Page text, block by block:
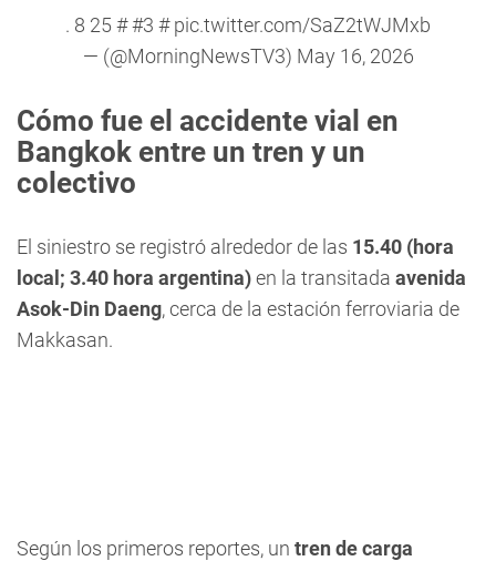
. 8 25##3 # pic.twitter.com/SaZ2tWJMxb
— (@MorningNewsTV3) May 16, 2026
Cómo fue el accidente vial en
Bangkok entre un tren y un
colectivo
El siniestro se registró alrededor de las 15.40 (hora
local; 3.40 hora argentina)en la transitada avenida
Asok-Din Daeng, cerca de la estación ferroviaria de
Makkasan.
Según los primeros reportes, un tren de carga